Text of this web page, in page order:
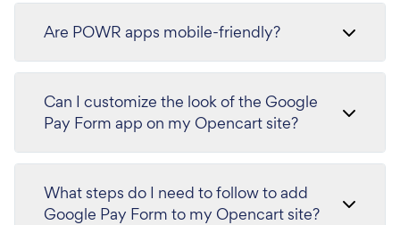
Are POWR apps mobile-friendly?
Can I customize the look of the Google
Pay Form app on my Opencart site?
What steps do I need to follow to add
Google Pay Form to my Opencart site?